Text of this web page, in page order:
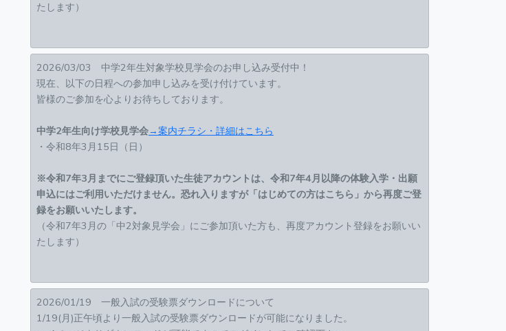
たします）
2026/03/03 中学2年生対象学校見学会のお申し込み受付中！
現在、以下の日程への参加申し込みを受け付けています。
皆様のご参加を心よりお待ちしております。
中学2年生向け学校見学会→案内チラシ・詳細はこちら
・令和8年3月15日（日）
※令和7年3月までにご登録頂いた生徒アカウントは、令和7年4月以降の体験入学・出願
申込にはご利用いただけません。恐れ入りますが「はじめての方はこちら」から再度ご登
録をお願いいたします。
（令和7年3月の「中2対象見学会」にご参加頂いた方も、再度アカウント登録をお願いい
たします）
2026/01/19 一般入試の受験票ダウンロードについて
1/19(月)正午頃より一般入試の受験票ダウンロードが可能になりました。